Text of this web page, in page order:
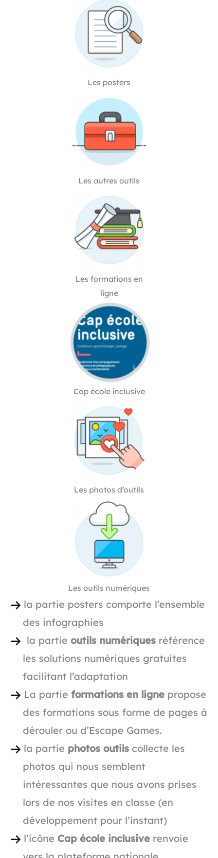
Les posters
Les autres outils
Les formations en
ligne
Cap école inclusive
Les photos d’outils
Les outils numériques
la partie posters comporte l’ensemble
des infographies
la partie outils numériques référence
les solutions numériques gratuites
facilitant l’adaptation
La partie formations en ligne propose
des formations sous forme de pages à
dérouler ou d’Escape Games.
la partie photos outils collecte les
photos qui nous semblent
intéressantes que nous avons prises
lors de nos visites en classe (en
développement pour l’instant)
l’icône Cap école inclusive renvoie